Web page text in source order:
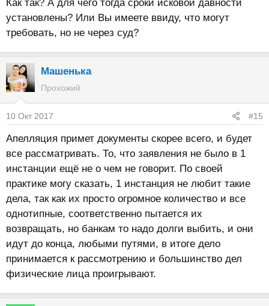
Как так? А для чего тогда сроки исковой давности
установлены? Или Вы имеете ввиду, что могут
требовать, но не через суд?
Машенька
Прохожий
10 Окт 2017 #15
Апелляция примет документы скорее всего, и будет
все рассматривать. То, что заявления не было в 1
инстанции ещё не о чем не говорит. По своей
практике могу сказать, 1 инстанция не любит такие
дела, так как их просто огромное количество и все
однотипные, соответственно пытается их
возвращать, но банкам то надо долги выбить, и они
идут до конца, любыми путями, в итоге дело
принимается к рассмотрению и большинство дел
физические лица проигрывают.